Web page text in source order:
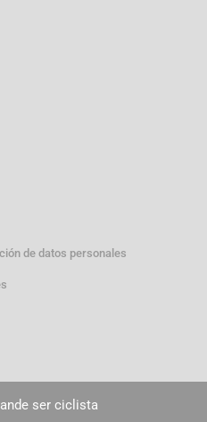
de datos personales
ser ciclista